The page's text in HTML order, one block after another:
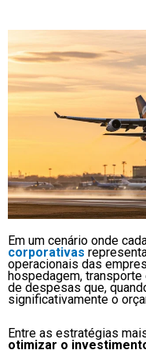
Em um cenário onde
corporativas
operacionais das
hospedagem,
de despesas que,
significativamente o
Entre as estratégias
otimizar o